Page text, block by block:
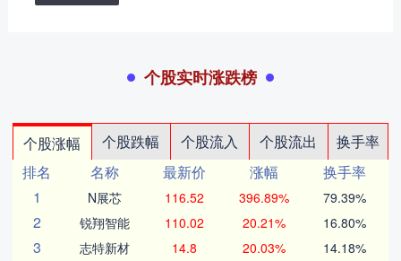
个股实时涨跌榜
个股涨幅 个股跌幅 个股流入 个股流出
换手率
排名
名称 最新价 涨幅
换手率
1
N展芯 116.52 396.89% 79.39%
2 锐翔智能 110.02 20.21% 16.80%
3 志特新材 14.8 20.03% 14.18%